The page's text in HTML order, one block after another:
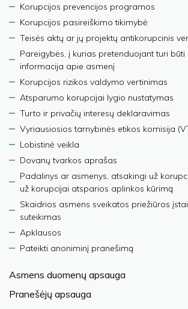
Korupcijos prevencijos programos
Korupcijos pasireiškimo tikimybė
Teisės aktų ar jų projektų antikorupcinis
Pareigybės, į kurias pretenduojant turi būti
informacija apie asmenį
Korupcijos rizikos valdymo vertinimas
Atsparumo korupcijai lygio nustatymas
Turto ir privačių interesų deklaravimas
Vyriausiosios tarnybinės etikos komisija
Lobistinė veikla
Dovanų tvarkos aprašas
Padalinys ar asmenys, atsakingi už
už korupcijai atsparios aplinkos kūrimą
Skaidrios asmens sveikatos priežiūros
suteikimas
Apklausos
Pateikti anoniminį pranešimą
Asmens duomenų apsauga
Pranešėjų apsauga